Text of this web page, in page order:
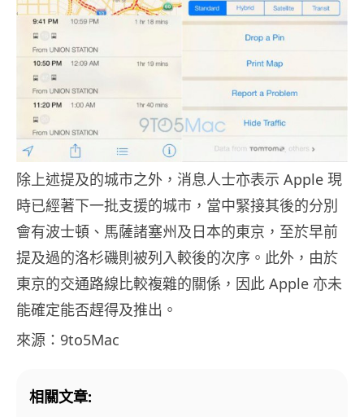
除上述提及的城市之外，消息人士亦表示 Apple 現
時已經著下一批支援的城市，當中緊接其後的分別
會有波士頓、馬薩諸塞州及日本的東京，至於早前
提及過的洛杉磯則被列入較後的次序。此外，由於
東京的交通路線比較複雜的關係，因此 Apple 亦未
能確定能否趕得及推出。
來源：9to5Mac
相關文章: